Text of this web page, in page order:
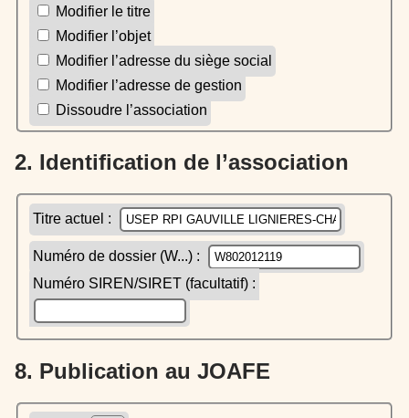
Modifier le titre
Modifier l’objet
Modifier l’adresse du siège social
Modifier l’adresse de gestion
Dissoudre l’association
2. Identification de l’association
Titre actuel :
Numéro de dossier (W...) :
Numéro SIREN/SIRET (facultatif) :
8. Publication au JOAFE